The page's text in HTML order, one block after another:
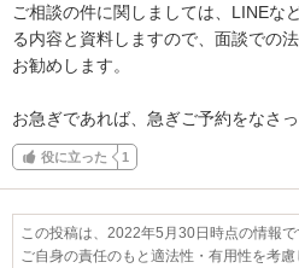
ご相談の件に関しましては、LINEな
る内容と資料しますので、面談での
お勧めします。
お急ぎであれば、急ぎご予約をなさっ
役に立った 1
この投稿は、2022年5月30日時点の情報で
ご自身の責任のもと適法性・有用性を考